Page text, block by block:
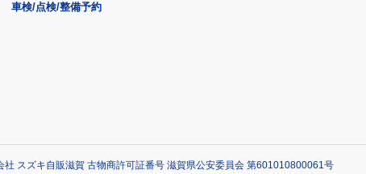
車検/点検/整備予約
社 スズキ自販滋賀 古物商許可証番号 滋賀県公安委員会 第601010800061号